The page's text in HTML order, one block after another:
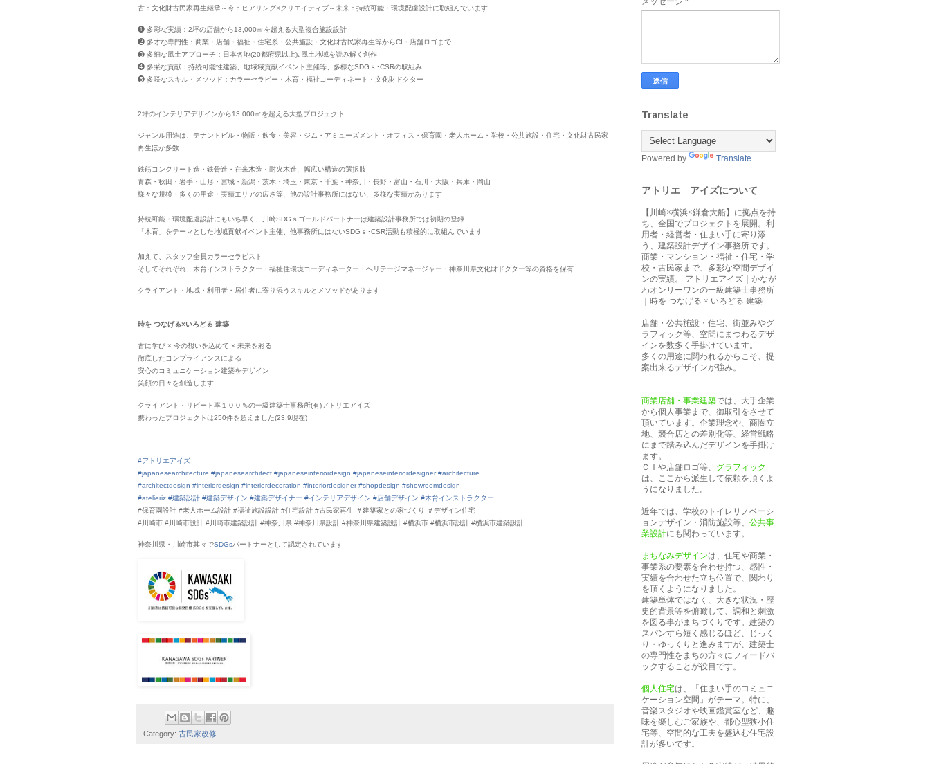
古：文化財古民家再生継承～今：ヒアリング×クリエイティブ～未来：持続可能・環境配慮設計に取組んでいます
❶ 多彩な実績：2坪の店舗から13,000㎡を超える大型複合施設設計
❷ 多才な専門性：商業・店舗・福祉・住宅系・公共施設・文化財古民家再生等からCI・店舗ロゴまで
❸ 多細な風土アプローチ：日本各地(20都府県以上)､風土地域を読み解く創作
❹ 多采な貢献：持続可能性建築、地域域貢献イベント主催等、多様なSDGｓ･CSRの取組み
❺ 多咲なスキル・メソッド：カラーセラピー・木育・福祉コーディネート・文化財ドクター
2坪のインテリアデザインから13,000㎡を超える大型プロジェクト
ジャンル用途は、テナントビル・物販・飲食・美容・ジム・アミューズメント・オフィス・保育園・老人ホーム・学校・公共施設・住宅・文化財古民家
再生ほか多数
鉄筋コンクリート造・鉄骨造・在来木造・耐火木造、幅広い構造の選択肢
青森・秋田・岩手・山形・宮城・新潟・茨木・埼玉・東京・千葉・神奈川・長野・富山・石川・大阪・兵庫・岡山
様々な規模・多くの用途・実績エリアの広さ等、他の設計事務所にはない、多様な実績があります
持続可能・環境配慮設計にもいち早く、川崎SDGｓゴールドパートナーは建築設計事務所では初期の登録
「木育」をテーマとした地域貢献イベント主催、他事務所にはないSDGｓ･CSR活動も積極的に取組んでいます
加えて、スタッフ全員カラーセラピスト
そしてそれぞれ、木育インストラクター・福祉住環境コーディネーター・ヘリテージマネージャー・神奈川県文化財ドクター等の資格を保有
クライアント・地域・利用者・居住者に寄り添うスキルとメソッドがあります
時を つなげる×いろどる 建築
古に学び × 今の想いを込めて × 未来を彩る
徹底したコンプライアンスによる
安心のコミュニケーション建築をデザイン
笑顔の日々を創造します
クライアント・リピート率１００％の一級建築士事務所(有)アトリエアイズ
携わったプロジェクトは250件を超えました(23.9現在)
#アトリエアイズ
#japanesearchitecture #japanesearchitect #japaneseinteriordesign #japaneseinteriordesigner #architecture
#architectdesign #interiordesign #interiordecoration #interiordesigner #shopdesign #showroomdesign
#atelieriz #建築設計 #建築デザイン #建築デザイナー #インテリアデザイン #店舗デザイン #木育インストラクター
#保育園設計 #老人ホーム設計 #福祉施設設計 #住宅設計 #古民家再生 ＃建築家との家づくり ＃デザイン住宅
#川崎市 #川崎市設計 #川崎市建築設計 #神奈川県 #神奈川県設計 #神奈川県建築設計 #横浜市 #横浜市設計 #横浜市建築設計
神奈川県・川崎市其々でSDGsパートナーとして認定されています
Category: 古民家改修
Translate
Powered by Translate
アトリエ アイズについて
【川崎×横浜×鎌倉大船】に拠点を持
ち、全国でプロジェクトを展開。利
用者・経営者・住まい手に寄り添
う、建築設計デザイン事務所です。
商業・マンション・福祉・住宅・学
校・古民家まで、多彩な空間デザイ
ンの実績。 アトリエアイズ｜かなが
わオンリーワンの一級建築士事務所
｜時を つなげる × いろどる 建築
店舗・公共施設・住宅、街並みやグ
ラフィック等、空間にまつわるデザ
インを数多く手掛けています。
多くの用途に関われるからこそ、提
案出来るデザインが強み。
商業店舗・事業建築では、大手企業
から個人事業まで、御取引をさせて
頂いています。企業理念や、商圏立
地、競合店との差別化等、経営戦略
にまで踏み込んだデザインを手掛け
ます。
ＣＩや店舗ロゴ等、 グラフィック
は、ここから派生して依頼を頂くよ
うになりました。
近年では、学校のトイレリノベーシ
ョンデザイン・消防施設等、 公共事
業設計にも関わっています。
まちなみデザインは、住宅や商業・
事業系の要素を合わせ持つ、感性・
実績を合わせた立ち位置で、関わり
を頂くようになりました。
建築単体ではなく、大きな状況・歴
史的背景等を俯瞰して、調和と刺激
を図る事がまちづくりです。建築の
スパンすら短く感じるほど、じっく
り・ゆっくりと進みますが、建築士
の専門性をまちの方々にフィードバ
ックすることが役目です。
個人住宅は、「住まい手のコミュニ
ケーション空間」がテーマ。特に、
音楽スタジオや映画鑑賞室など、趣
味を楽しむご家族や、都心型狭小住
宅等、空間的な工夫を盛込む住宅設
計が多いです。